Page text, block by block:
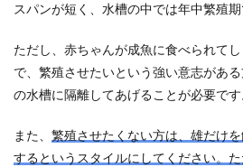
スパンが短く、水槽の中では年中繁殖期
ただし、赤ちゃんが成魚に食べられて
で、繁殖させたいという強い意志があ
の水槽に隔離してあげることが必要です
また、 繁殖させたくない方は、雄だけ
するというスタイルにしてください。